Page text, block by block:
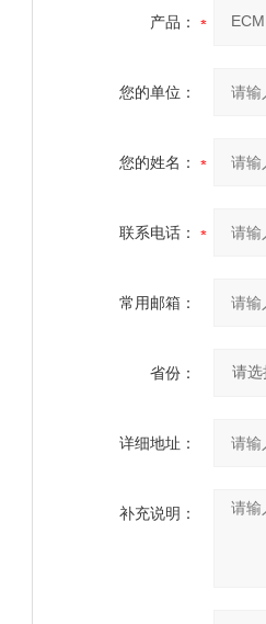
产品：
您的单位：
您的姓名：
联系电话：
常用邮箱：
省份：
详细地址：
补充说明：